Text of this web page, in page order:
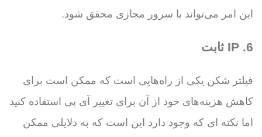
این امر می‌تواند با سرور مجازی محقق شود.
6. IP ثابت
فیلتر شکن یکی از راه‌هایی است که ممکن است برای
کاهش هزینه‌های خود از آن برای تغییر آی پی استفاده کنید
اما نکته ای که وجود دارد این است که به دلایلی ممکن